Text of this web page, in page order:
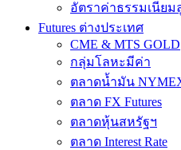
อัตราค่าธรรมเนีย
Futures ต่างประเทศ
CME & MTS GOLD
กลุ่มโลหะมีค่า
ตลาดน้ำมัน
ตลาด FX Futures
ตลาดหุ้นสหรัฐฯ
ตลาด Interest Rate